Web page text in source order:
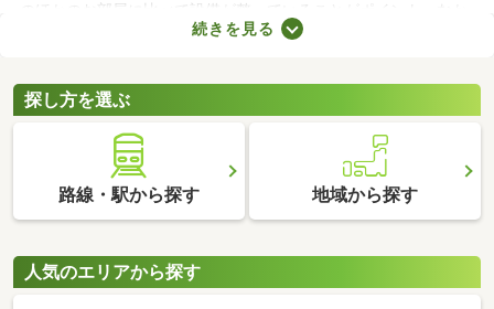
のほかのお部屋に比べて設備が整っていることがポイント。なか
には高級感のある内装に整えられた物件もあるので、グレードの
貸物件のなかから、気になるお部屋を見つけてくださいね。
続きを見る
探し方を選ぶ
路線・駅から探す 地域から探す
人気のエリアから探す